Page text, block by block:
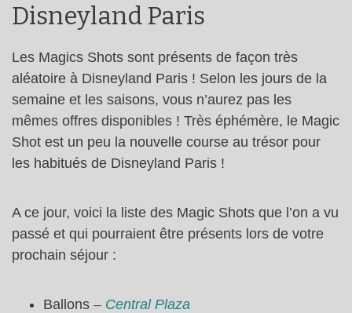
Disneyland Paris
Les Magics Shots sont présents de façon très
aléatoire à Disneyland Paris ! Selon les jours de la
semaine et les saisons, vous n’aurez pas les
mêmes offres disponibles ! Très éphémère, le Magic
Shot est un peu la nouvelle course au trésor pour
les habitués de Disneyland Paris !
A ce jour, voici la liste des Magic Shots que l’on a vu
passé et qui pourraient être présents lors de votre
prochain séjour :
Ballons – Central Plaza